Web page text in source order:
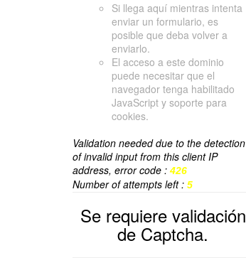
Si llega aquí mientras intenta
enviar un formulario, es
posible que deba volver a
enviarlo.
El acceso a este dominio
puede necesitar que el
navegador tenga habilitado
JavaScript y soporte para
cookies.
Validation needed due to the detection
of invalid input from this client IP
address, error code : 426
Number of attempts left : 5
Se requiere validación
de Captcha.